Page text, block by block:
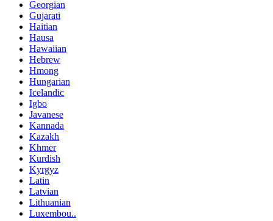
Georgian
Gujarati
Haitian
Hausa
Hawaiian
Hebrew
Hmong
Hungarian
Icelandic
Igbo
Javanese
Kannada
Kazakh
Khmer
Kurdish
Kyrgyz
Latin
Latvian
Lithuanian
Luxembou..